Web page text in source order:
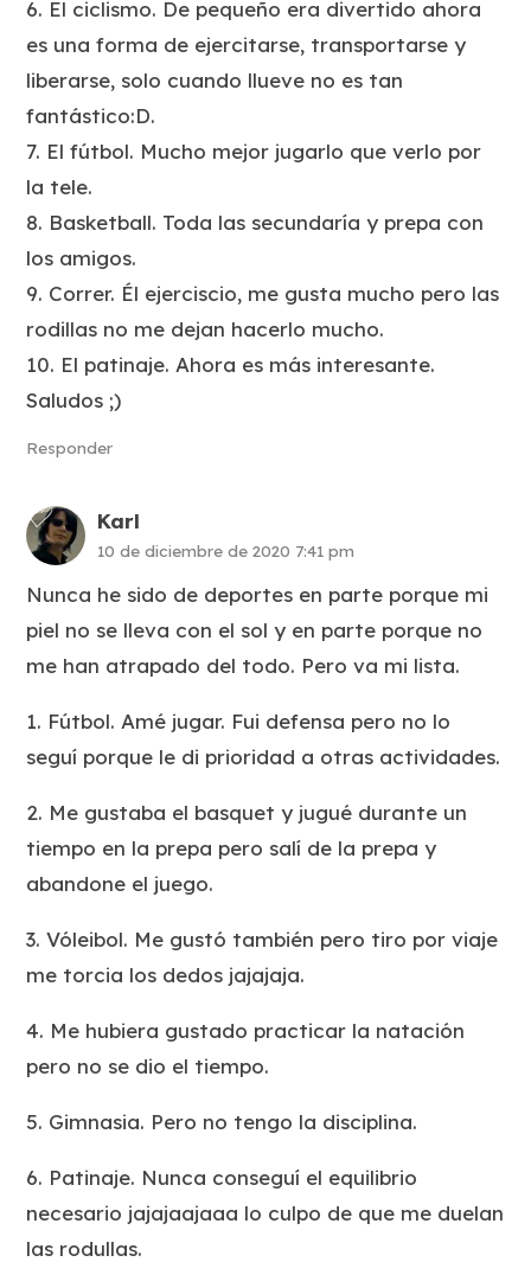
6. El ciclismo. De pequeño era divertido ahora
es una forma de ejercitarse, transportarse y
liberarse, solo cuando llueve no es tan
fantástico:D.
7. El fútbol. Mucho mejor jugarlo que verlo por
la tele.
8. Basketball. Toda las secundaría y prepa con
los amigos.
9. Correr. Él ejerciscio, me gusta mucho pero las
rodillas no me dejan hacerlo mucho.
10. El patinaje. Ahora es más interesante.
Saludos ;)
Responder
Karl
10 de diciembre de 2020 7:41 pm
Nunca he sido de deportes en parte porque mi
piel no se lleva con el sol y en parte porque no
me han atrapado del todo. Pero va mi lista.
1. Fútbol. Amé jugar. Fui defensa pero no lo
seguí porque le di prioridad a otras actividades.
2. Me gustaba el basquet y jugué durante un
tiempo en la prepa pero salí de la prepa y
abandone el juego.
3. Vóleibol. Me gustó también pero tiro por viaje
me torcia los dedos jajajaja.
4. Me hubiera gustado practicar la natación
pero no se dio el tiempo.
5. Gimnasia. Pero no tengo la disciplina.
6. Patinaje. Nunca conseguí el equilibrio
necesario jajajaajaaa lo culpo de que me duelan
las rodullas.